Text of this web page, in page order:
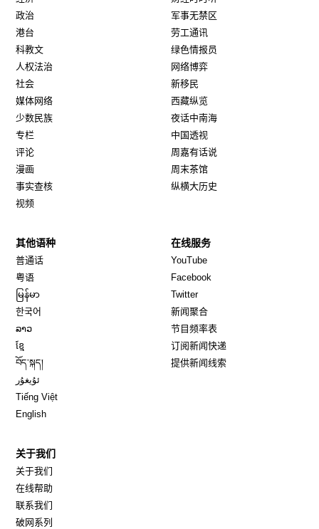
政治
港台
科教文
人权法治
社会
媒体网络
少数民族
专栏
评论
漫画
事实查核
视频
军事无禁区
劳工通讯
绿色情报员
网络博弈
新移民
西藏纵览
夜话中南海
中国透视
周嘉有话说
周末茶馆
纵横大历史
其他语种
普通话
粤语
မြန်မာ
한국어
ລາວ
ខ្មែ
བོད་སྐད།
ئۇيغۇر
Tiếng Việt
English
在线服务
YouTube
Facebook
TwitterOpens in new window
新闻聚合
节目频率表
订阅新闻快递
提供新闻线索
关于我们
关于我们
在线帮助
联系我们
破网系列